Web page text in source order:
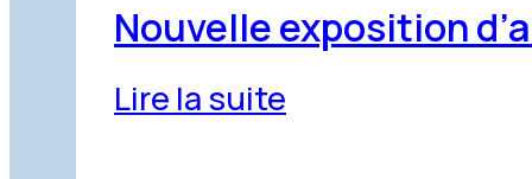
Nouvelle exposition
Lire la suite